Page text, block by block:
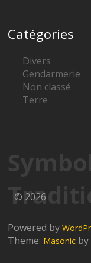
Catégories
Divers
Gendarmerie
Non classé
Terre
© 2026
Powered by
Theme: Masonic